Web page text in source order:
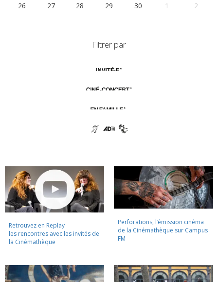
26
27 28 29 30 1 2
Filtrer par
Retrouvez en Replay
les rencontres avec les invités de
la Cinémathèque
Perforations, l’émission cinéma
de la Cinémathèque sur Campus
FM